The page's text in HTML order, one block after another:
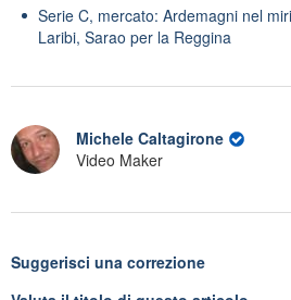
Serie C, mercato: Ardemagni nel
Laribi, Sarao per la Reggina
Michele Caltagirone
Video Maker
Suggerisci una correzione